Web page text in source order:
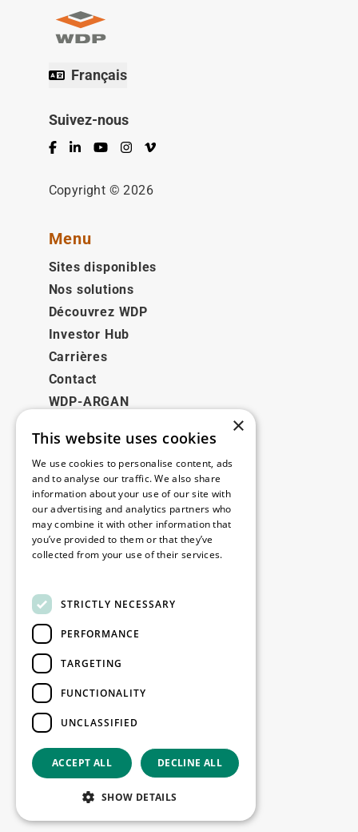
Français
Suivez-nous
Facebook
LinkedInYouTubeInstagram
Vimeo
Copyright © 2026
Menu
Sites disponibles
Nos solutions
Découvrez WDP
Investor Hub
Carrières
Contact
WDP-ARGAN
Juridique
Disclaimer
Politique de confidentialité
Cookie Policy
Contact
Restez informé
Restez à jour : inscrivez-vous à nos
newsletters Marketing
Copyright © 2026
×
This website uses cookies
We use cookies to personalise content, ads
and to analyse our traffic. We also share
information about your use of our site with
our advertising and analytics partners who
may combine it with other information that
you’ve provided to them or that they’ve
collected from your use of their services.
STRICTLY NECESSARY
PERFORMANCE
TARGETING
FUNCTIONALITY
UNCLASSIFIED
ACCEPT ALL DECLINE ALL
SHOW DETAILS